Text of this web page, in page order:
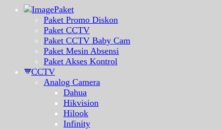
Paket
Paket Promo Diskon
Paket CCTV
Paket CCTV Baby Cam
Paket Mesin Absensi
Paket Akses Kontrol
CCTV
Analog Camera
Dahua
Hikvision
Hilook
Infinity